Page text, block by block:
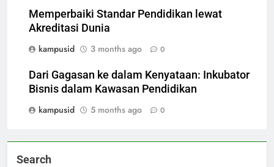
Memperbaiki Standar Pendidikan lewat
Akreditasi Dunia
kampusid
3 months ago 0
Dari Gagasan ke dalam Kenyataan: Inkubator
Bisnis dalam Kawasan Pendidikan
kampusid
5 months ago 0
Search